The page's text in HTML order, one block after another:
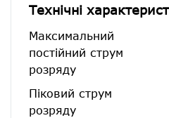
Технічні
Максимальний
постійний струм
розряду
Піковий струм
розряду